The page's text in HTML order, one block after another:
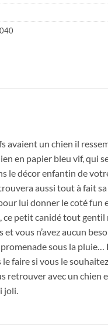
avaient un chien il
en papier bleu vif, qui
le décor enfantin de
aussi tout à fait
lui donner le coté fun
ce petit canidé tout gentil
et vous n’avez aucun
sous la pluie…
faire si vous le
retrouver avec un chien
joli.